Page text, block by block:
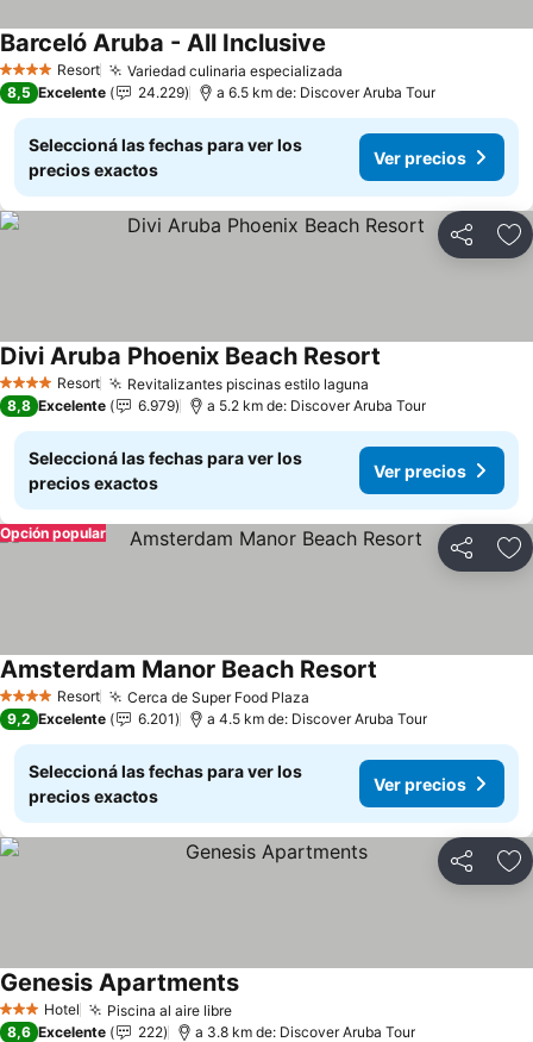
4 EstrellasResort Variedad culinaria especializada
Barceló Aruba - All Inclusive
8,5 Excelente 24.229 a 6.5 km de: Discover Aruba Tour
Seleccioná las fechas para ver los
precios exactos
Ver precios
Compartir
4 EstrellasResort Revitalizantes piscinas estilo laguna
Divi Aruba Phoenix Beach Resort
8,8 Excelente 6.979 a 5.2 km de: Discover Aruba Tour
Seleccioná las fechas para ver los
precios exactos
Ver precios
Compartir
Opción popular
4 EstrellasResort Cerca de Super Food Plaza
Amsterdam Manor Beach Resort
9,2 Excelente 6.201 a 4.5 km de: Discover Aruba Tour
Seleccioná las fechas para ver los
precios exactos
Ver precios
Compartir
3 Estrellas
Hotel Piscina al aire libre
Genesis Apartments
8,6 Excelente 222 a 3.8 km de: Discover Aruba Tour